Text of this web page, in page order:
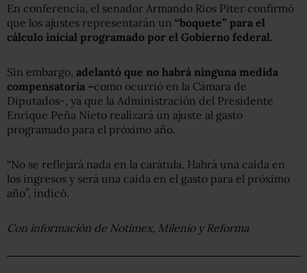
En conferencia, el senador Armando Ríos Piter confirmó
que los ajustes representarán un “boquete” para el
cálculo inicial programado por el Gobierno federal.
Sin embargo, adelantó que no habrá ninguna medida
compensatoria –como ocurrió en la Cámara de
Diputados-, ya que la Administración del Presidente
Enrique Peña Nieto realizará un ajuste al gasto
programado para el próximo año.
“No se reflejará nada en la carátula. Habrá una caída en
los ingresos y será una caída en el gasto para el próximo
año”, indicó.
Con información de Notimex, Milenio y Reforma